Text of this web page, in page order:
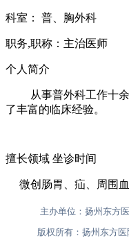
科室： 普、胸外科
职务,职称： 主治医师
个人简介
从事普外科工作十余
了丰富的临床经验。
擅长领域 坐诊时间
微创肠胃、疝、周围
主办单位：扬州东方
版权所有：扬州东方